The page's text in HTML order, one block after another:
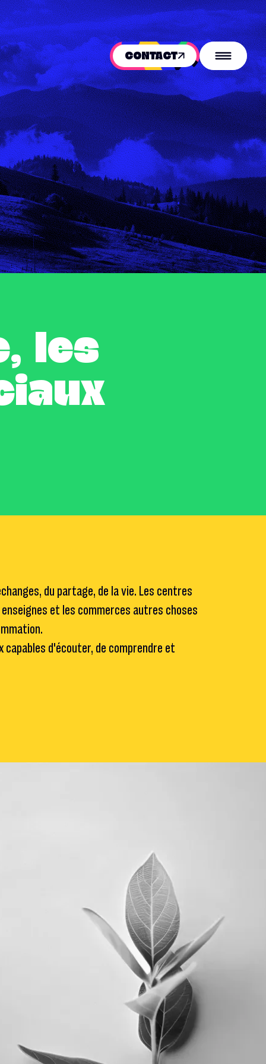
CONTACT
les
du partage, de la vie. Les centres
et les commerces autres choses
capables d'écouter, de comprendre et